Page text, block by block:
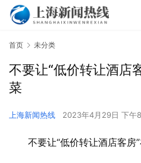
首页 未分类
不要让“低价转让酒店
菜
上海新闻热线 2023年4月29日 下午
不要让“低价转让酒店客房